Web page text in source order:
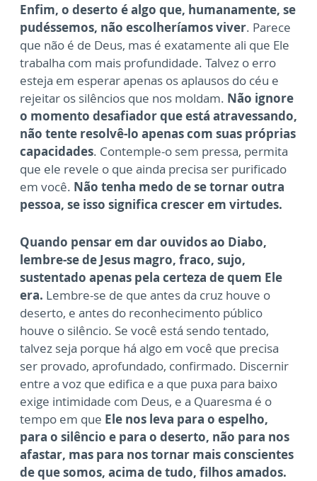
Enfim, o deserto é algo que, humanamente, se
pudéssemos, não escolheríamos viver. Parece
que não é de Deus, mas é exatamente ali que Ele
trabalha com mais profundidade. Talvez o erro
esteja em esperar apenas os aplausos do céu e
rejeitar os silêncios que nos moldam. Não ignore
o momento desafiador que está atravessando,
não tente resolvê-lo apenas com suas próprias
capacidades. Contemple-o sem pressa, permita
que ele revele o que ainda precisa ser purificado
em você. Não tenha medo de se tornar outra
pessoa, se isso significa crescer em virtudes.
Quando pensar em dar ouvidos ao Diabo,
lembre-se de Jesus magro, fraco, sujo,
sustentado apenas pela certeza de quem Ele
era. Lembre-se de que antes da cruz houve o
deserto, e antes do reconhecimento público
houve o silêncio. Se você está sendo tentado,
talvez seja porque há algo em você que precisa
ser provado, aprofundado, confirmado. Discernir
entre a voz que edifica e a que puxa para baixo
exige intimidade com Deus, e a Quaresma é o
tempo em que Ele nos leva para o espelho,
para o silêncio e para o deserto, não para nos
afastar, mas para nos tornar mais conscientes
de que somos, acima de tudo, filhos amados.